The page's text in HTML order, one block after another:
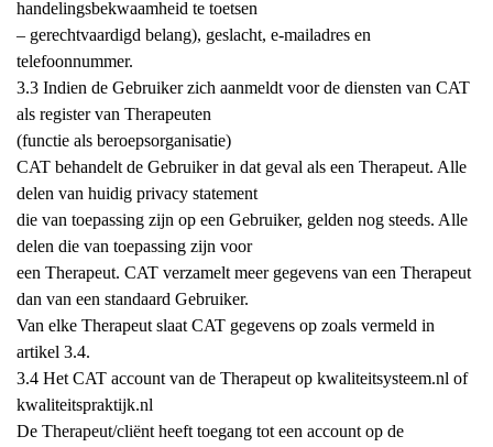
handelingsbekwaamheid te toetsen
– gerechtvaardigd belang), geslacht, e-mailadres en
telefoonnummer.
3.3 Indien de Gebruiker zich aanmeldt voor de diensten van CAT
als register van Therapeuten
(functie als beroepsorganisatie)
CAT behandelt de Gebruiker in dat geval als een Therapeut. Alle
delen van huidig privacy statement
die van toepassing zijn op een Gebruiker, gelden nog steeds. Alle
delen die van toepassing zijn voor
een Therapeut. CAT verzamelt meer gegevens van een Therapeut
dan van een standaard Gebruiker.
Van elke Therapeut slaat CAT gegevens op zoals vermeld in
artikel 3.4.
3.4 Het CAT account van de Therapeut op kwaliteitsysteem.nl of
kwaliteitspraktijk.nl
De Therapeut/cliënt heeft toegang tot een account op de